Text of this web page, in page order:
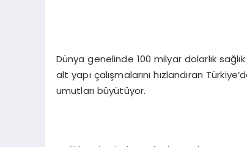
Dünya genelinde 100 milyar dolarlık
alt yapı çalışmalarını hızlandıran
umutları büyütüyor.